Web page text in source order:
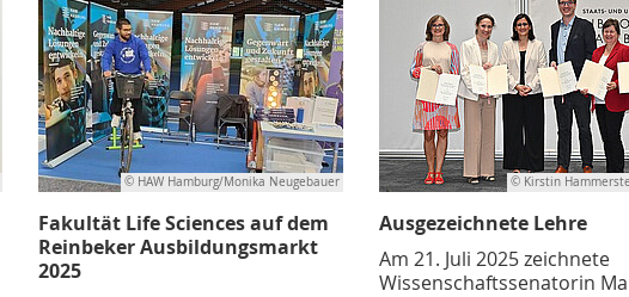
© HAW Hamburg/Monika Neugebauer
Fakultät Life Sciences auf dem
Reinbeker Ausbildungsmarkt
2025
© Kirstin
Ausgezeichnete Lehre
Am 21. Juli 2025 zeichnete
Wissenschaftssenatorin